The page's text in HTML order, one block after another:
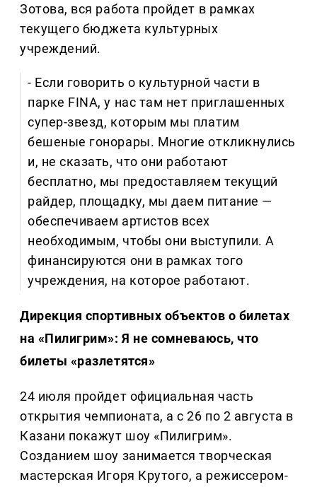
Зотова, вся работа пройдет в рамках
текущего бюджета культурных
учреждений.
- Если говорить о культурной части в
парке FINA, у нас там нет приглашенных
супер-звезд, которым мы платим
бешеные гонорары. Многие откликнулись
и, не сказать, что они работают
бесплатно, мы предоставляем текущий
райдер, площадку, мы даем питание —
обеспечиваем артистов всех
необходимым, чтобы они выступили. А
финансируются они в рамках того
учреждения, на которое работают.
Дирекция спортивных объектов о билетах
на «Пилигрим»: Я не сомневаюсь, что
билеты «разлетятся»
24 июля пройдет официальная часть
открытия чемпионата, а с 26 по 2 августа в
Казани покажут шоу «Пилигрим».
Созданием шоу занимается творческая
мастерская Игоря Крутого, а режиссером-